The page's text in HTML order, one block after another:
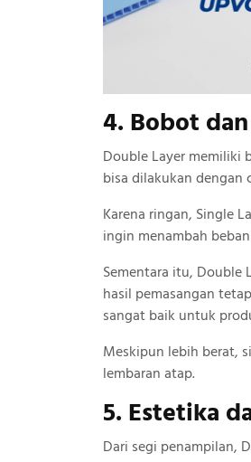
4. Bobot
Double Layer memiliki
bisa dilakukan dengan
Karena ringan, Single
ingin menambah
Sementara itu, Double
hasil pemasangan
sangat baik untuk
Meskipun lebih berat,
lembaran atap.
5. Estetika
Dari segi penampilan,